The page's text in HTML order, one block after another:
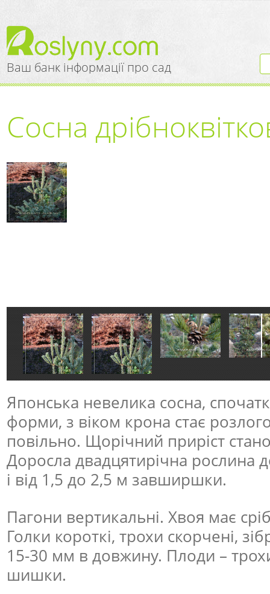
Ваш банк інформації про сад
Сосна
Японська невелика сосна,
форми, з віком крона стає
повільно. Щорічний приріст
Доросла двадцятирічна рослина
і від 1,5 до 2,5 м завширшки.
Пагони вертикальні. Хвоя має
Голки короткі, трохи скорчені,
15-30 мм в довжину. Плоди –
шишки.